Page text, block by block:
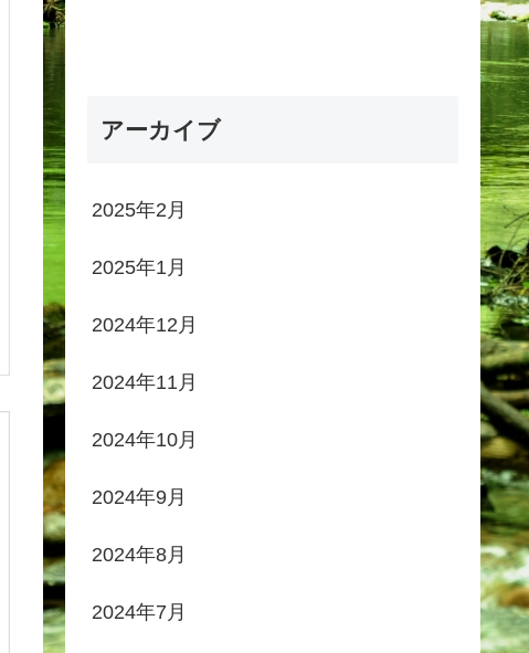
アーカイブ
2025年2月
2025年1月
2024年12月
2024年11月
2024年10月
2024年9月
2024年8月
2024年7月